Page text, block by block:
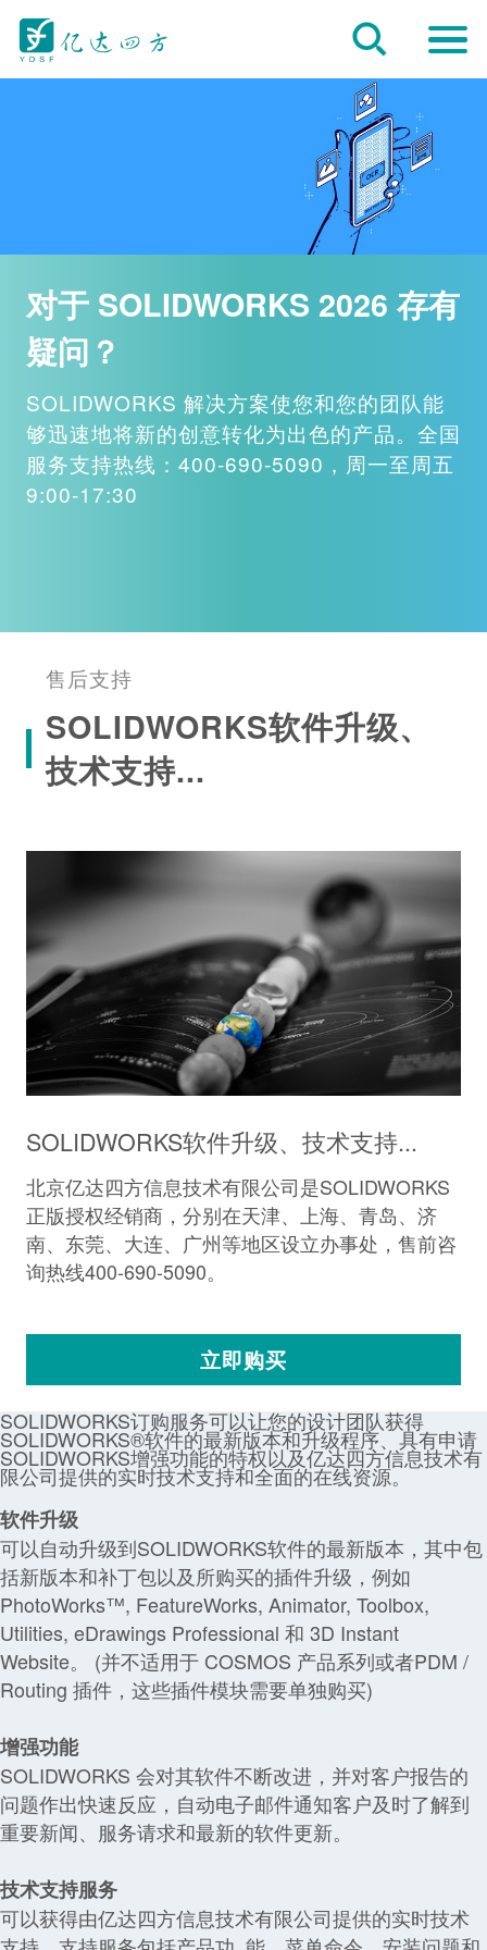
对于 SOLIDWORKS 2026 存有
疑问？
SOLIDWORKS 解决方案使您和您的团队能
够迅速地将新的创意转化为出色的产品。全国
服务支持热线：400-690-5090，周一至周五
9:00-17:30
售后支持
SOLIDWORKS软件升级、
技术支持...
SOLIDWORKS软件升级、技术支持...
北京亿达四方信息技术有限公司是SOLIDWORKS
正版授权经销商，分别在天津、上海、青岛、济
南、东莞、大连、广州等地区设立办事处，售前咨
询热线400-690-5090。
立即购买
SOLIDWORKS订购服务可以让您的设计团队获得
SOLIDWORKS®软件的最新版本和升级程序、具有申请
SOLIDWORKS增强功能的特权以及亿达四方信息技术有
限公司提供的实时技术支持和全面的在线资源。
软件升级
可以自动升级到SOLIDWORKS软件的最新版本，其中包
括新版本和补丁包以及所购买的插件升级，例如
PhotoWorks™, FeatureWorks, Animator, Toolbox,
Utilities, eDrawings Professional 和 3D Instant
Website。 (并不适用于 COSMOS 产品系列或者PDM /
Routing 插件，这些插件模块需要单独购买)
增强功能
SOLIDWORKS 会对其软件不断改进，并对客户报告的
问题作出快速反应，自动电子邮件通知客户及时了解到
重要新闻、服务请求和最新的软件更新。
技术支持服务
可以获得由亿达四方信息技术有限公司提供的实时技术